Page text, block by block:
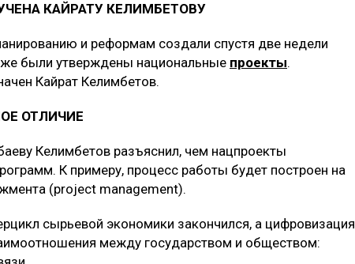
КАЙРАТУ КЕЛИМБЕТОВУ
и реформам создали спустя две недели
были утверждены национальные проекты.
Кайрат Келимбетов.
ОТЛИЧИЕ
Келимбетов разъяснил, чем нацпроекты
К примеру, процесс работы будет построен на
(project management).
сырьевой экономики закончился, а цифровизация
между государством и обществом: